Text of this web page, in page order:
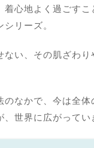
着心地よく過ごすこ
リーズ。
ない、その肌ざわり
のなかで、今は全
世界に広がってい